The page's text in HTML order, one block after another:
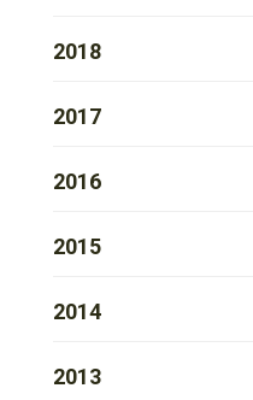
2018
2017
2016
2015
2014
2013